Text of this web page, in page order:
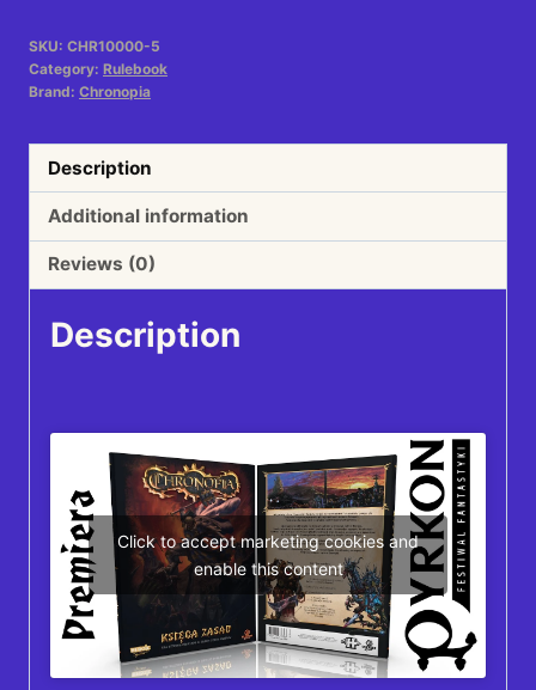
quantity
SKU: CHR10000-5
Category: Rulebook
Brand: Chronopia
Description
Additional information
Reviews (0)
Description
Click to accept marketing cookies and
enable this content